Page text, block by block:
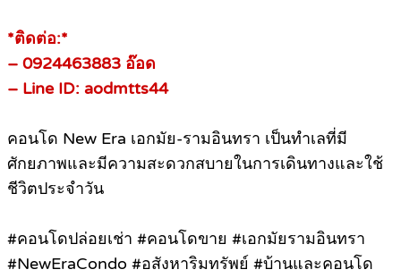
*ติดต่อ:*
– 0924463883 อ๊อด
– Line ID: aodmtts44
คอนโด New Era เอกมัย-รามอินทรา เป็นทำเลที่มี
ศักยภาพและมีความสะดวกสบายในการเดินทางและใช้
ชีวิตประจำวัน
#คอนโดปล่อยเช่า #คอนโดขาย #เอกมัยรามอินทรา
#NewEraCondo #อสังหาริมทรัพย์ #บ้านและคอนโด